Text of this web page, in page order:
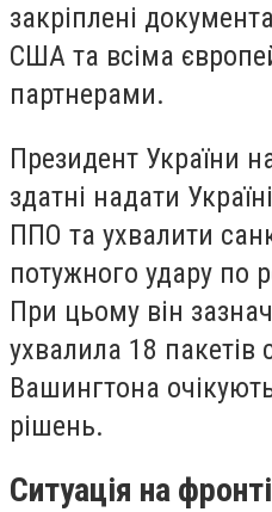
закріплені
США та всіма
партнерами.
Президент України
здатні надати
ППО та ухвалити
потужного удару по
При цьому він
ухвалила 18 пакетів
Вашингтона
рішень.
Ситуація на фронті